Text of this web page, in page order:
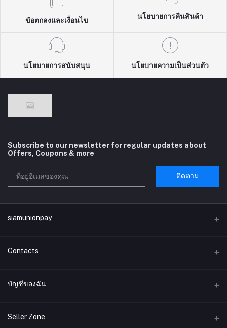
ข้อตกลงและเงื่อนไข
นโยบายการคืนสินค้า
นโยบายการสนับสนุน นโยบายความเป็นส่วนตัว
Subscribe to our newsletter for regular updates about
Offers, Coupons & more
ติดตาม
siamunionpay
Contacts
ที่อยู่
โทรศัพท์
บัญชีของฉัน
เข้าสู่ระบบ
Seller Zone